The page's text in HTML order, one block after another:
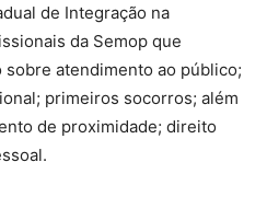
de Integração na
da Semop que
atendimento ao público;
primeiros socorros; além
de proximidade; direito